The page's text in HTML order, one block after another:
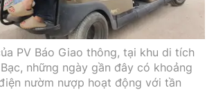
PV Báo Giao thông, tại khu di tích
những ngày gần đây có khoảng
nườm nượp hoạt động với tần